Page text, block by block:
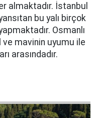
almaktadır. İstanbul
bu yalı birçok
Osmanlı
ve mavinin uyumu ile
arasındadır.